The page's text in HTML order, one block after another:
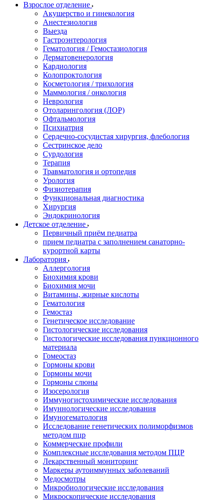
Взрослое отделение
Акушерство и гинекология
Анестезиология
Выезда
Гастроэнтерология
Гематология / Гемостазиология
Дерматовенерология
Кардиология
Колопроктология
Косметология / трихология
Маммология / онкология
Неврология
Отоларингология (ЛОР)
Офтальмология
Психиатрия
Сердечно-сосудистая хирургия, флебология
Сестринское дело
Сурдология
Терапия
Травматология и ортопедия
Урология
Физиотерапия
Функциональная диагностика
Хирургия
Эндокринология
Детское отделение
Первичный приём педиатра
прием педиатра с заполнением санаторно-
курортной карты
Лаборатория
Аллергология
Биохимия крови
Биохимия мочи
Витамины, жирные кислоты
Гематология
Гемостаз
Генетическое исследование
Гистологические исследования
Гистологические исследования пункционного
материала
Гомеостаз
Гормоны крови
Гормоны мочи
Гормоны слюны
Изосерология
Иммуногистохимические исследования
Имуннологические исследования
Имуногематология
Исследование генетических полиморфизмов
методом пцр
Коммерческие профили
Комплексные исследования методом ПЦР
Лекарственный мониторинг
Маркеры аутоиммунных заболеваний
Медосмотры
Микробиологические исследования
Микроскопические исследования